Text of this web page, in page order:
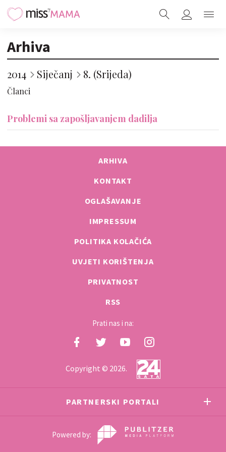
Arhiva
2014 Siječanj 8. (Srijeda)
Članci
Problemi sa zapošljavanjem dadilja
ARHIVA
KONTAKT
OGLAŠAVANJE
IMPRESSUM
POLITIKA KOLAČIĆA
UVJETI KORIŠTENJA
PRIVATNOST
RSS
Prati nas i na:
Copyright © 2026.
PARTNERSKI PORTALI
Powered by: